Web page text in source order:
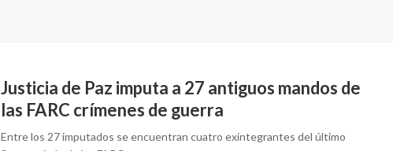
Justicia de Paz imputa a 27 antiguos mandos de
las FARC crímenes de guerra
Entre los 27 imputados se encuentran cuatro exintegrantes del último